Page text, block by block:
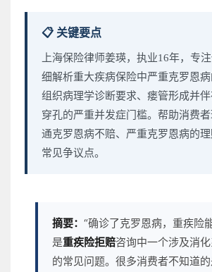
📋 关键要点
上海保险律师姜瑛，执业16年，专
细解析重大疾病保险中严重克罗恩病
组织病理学诊断要求、瘘管形成并
穿孔的严重并发症门槛。帮助消费
通克罗恩病不赔、严重克罗恩病的
常见争议点。
摘要： “确诊了克罗恩病，重疾险
是重疾险拒赔咨询中一个涉及消
的常见问题。很多消费者不知道